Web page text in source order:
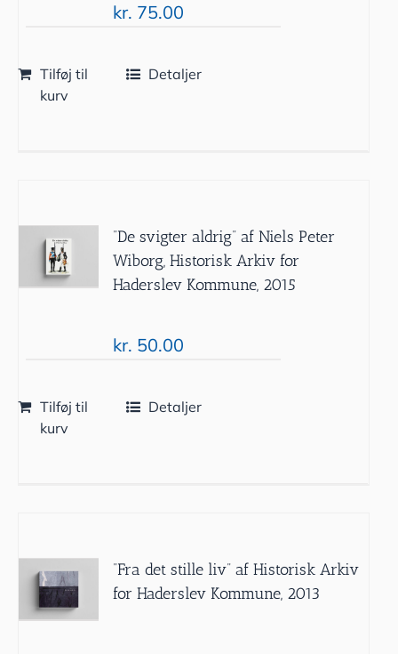
kr. 75.00
Tilføj til
kurv
Detaljer
”De svigter aldrig” af Niels Peter
Wiborg, Historisk Arkiv for
Haderslev Kommune, 2015
kr. 50.00
Tilføj til
kurv
Detaljer
”Fra det stille liv” af Historisk Arkiv
for Haderslev Kommune, 2013